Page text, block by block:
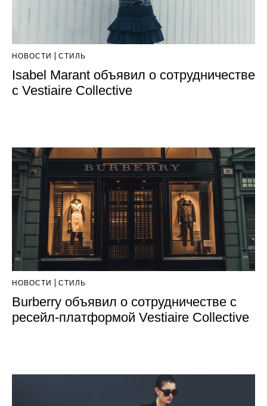
НОВОСТИ СТИЛЬ
Isabel Marant объявил о сотрудничестве
с Vestiaire Collective
НОВОСТИ СТИЛЬ
Burberry объявил о сотрудничестве с
ресейл-платформой Vestiaire Collective